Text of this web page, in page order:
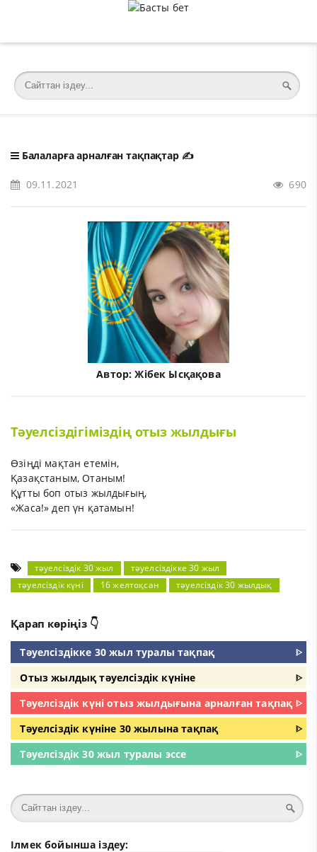
Балаларға арналған тақпақтар✍️
09.11.2021 690
Автор:Жібек Ысқақова
Тәуелсіздігіміздің отыз жылдығы
Өзіңді мақтан етемін,
Қазақстаным, Отаным!
Құтты боп отыз жылдығың,
«Жаса!» деп үн қатамын!
тәуелсіздік 30 жыл
тәуелсіздікке 30 жыл
тәуелсіздік күні
16 желтоқсан тәуелсіздік 30 жылдық
Қарап көріңіз 👇
Тәуелсіздікке 30 жыл туралы тақпақ
ᐈ
Отыз жылдық тәуелсіздік күніне
ᐈ
Тәуелсіздік күні отыз жылдығына арналған тақпақ ᐈ
Тәуелсіздік күніне 30 жылына тақпақ
ᐈ
Тәуелсіздік 30 жыл туралы эссе
ᐈ
Ілмек бойынша іздеу: